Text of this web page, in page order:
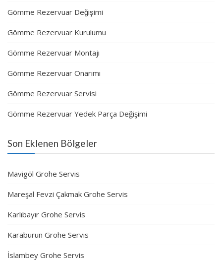
Gömme Rezervuar Değişimi
Gömme Rezervuar Kurulumu
Gömme Rezervuar Montajı
Gömme Rezervuar Onarımı
Gömme Rezervuar Servisi
Gömme Rezervuar Yedek Parça Değişimi
Son Eklenen Bölgeler
Mavigöl Grohe Servis
Mareşal Fevzi Çakmak Grohe Servis
Karlıbayır Grohe Servis
Karaburun Grohe Servis
İslambey Grohe Servis